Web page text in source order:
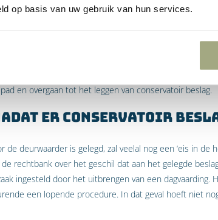
op basis van uw gebruik van hun services.
en overgaan tot het leggen van conservatoir beslag.
er conservatoir
deurwaarder is gelegd, zal veelal nog een ‘eis in de
rechtbank over het geschil dat aan het gelegde
ingesteld door het uitbrengen van een dagvaarding.
een lopende procedure. In dat geval hoeft niet